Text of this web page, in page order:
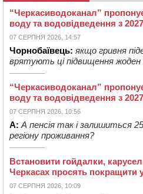
“Черкасиводоканал”
воду та водовідведення з
07 СЕРПНЯ 2026, 14:57
Чорнобаївець: якщо гривня
врятують ці підвищення
“Черкасиводоканал”
воду та водовідведення з
07 СЕРПНЯ 2026, 10:56
А: А пенсія так і залишиться
регіону проживання?
Встановити гойдалки,
Черкасах просять покращити
07 СЕРПНЯ 2026, 10:09